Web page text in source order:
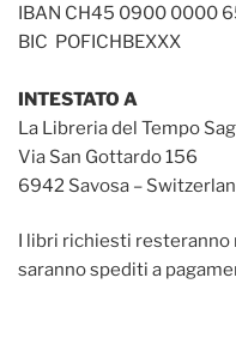
IBAN CH45 0900 0000
BIC POFICHBEXXX
INTESTATO A
La Libreria del Tempo
Via San Gottardo 156
6942 Savosa –
I libri richiesti
saranno spediti a